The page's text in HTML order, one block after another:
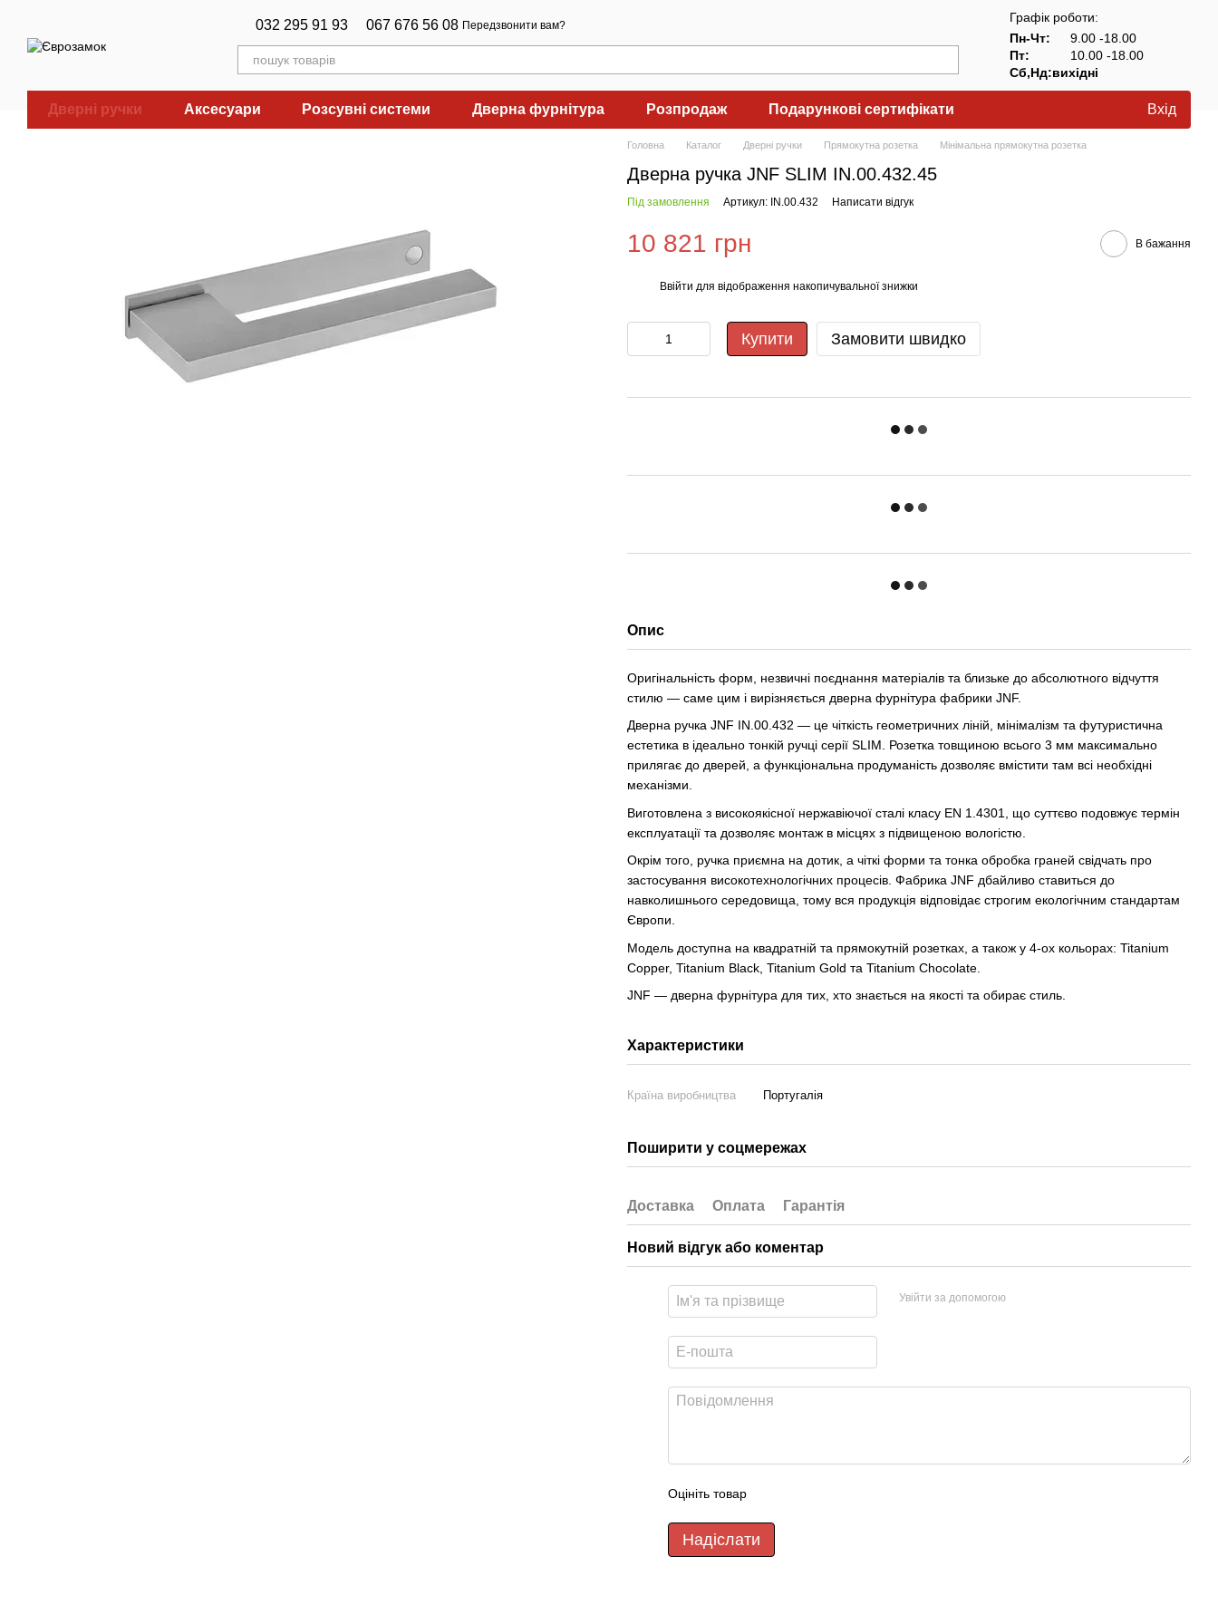
032 295 91 93 067 676 56 08 Передзвонити вам?
Графік роботи:
Пн-Чт:
9.00 -18.00
Пт:
10.00 -18.00
Сб,Нд:вихідні
Дверні ручки Аксесуари Розсувні системи Дверна фурнітура Розпродаж Подарункові сертифікати Вхід
Головна Каталог Дверні ручки Прямокутна розетка Мінімальна прямокутна розетка
Дверна ручка JNF SLIM IN.00.432.45
Під замовлення Артикул: IN.00.432 Написати відгук
10 821 грн В бажання
Ввійти для відображення накопичувальної знижки
Купити Замовити швидко
Опис
Оригінальність форм, незвичні поєднання матеріалів та близьке до абсолютного відчуття
стилю — саме цим і вирізняється дверна фурнітура фабрики JNF.
Дверна ручка JNF IN.00.432 — це чіткість геометричних ліній, мінімалізм та футуристична
естетика в ідеально тонкій ручці серії SLIM. Розетка товщиною всього 3 мм максимально
прилягає до дверей, а функціональна продуманість дозволяє вмістити там всі необхідні
механізми.
Виготовлена з високоякісної нержавіючої сталі класу EN 1.4301, що суттєво подовжує термін
експлуатації та дозволяє монтаж в місцях з підвищеною вологістю.
Окрім того, ручка приємна на дотик, а чіткі форми та тонка обробка граней свідчать про
застосування високотехнологічних процесів. Фабрика JNF дбайливо ставиться до
навколишнього середовища, тому вся продукція відповідає строгим екологічним стандартам
Європи.
Модель доступна на квадратній та прямокутній розетках, а також у 4-ох кольорах: Titanium
Copper, Titanium Black, Titanium Gold та Titanium Chocolate.
JNF — дверна фурнітура для тих, хто знається на якості та обирає стиль.
Характеристики
Країна виробництва Португалія
Поширити у соцмережах
Доставка Оплата Гарантія
Новий відгук або коментар
Увійти за допомогою
Оцініть товар
Надіслати